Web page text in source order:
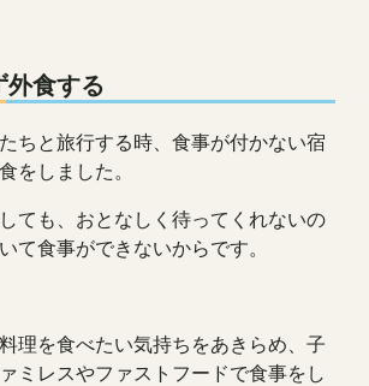
外食する
ちと旅行する時、食事が付かない宿
をしました。
ても、おとなしく待ってくれないの
て食事ができないからです。
理を食べたい気持ちをあきらめ、子
ミレスやファストフードで食事をし